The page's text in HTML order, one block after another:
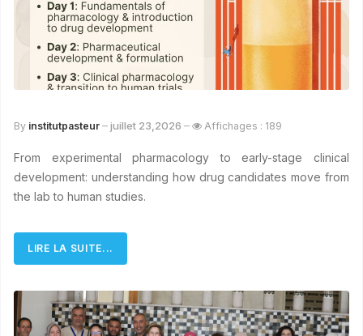
By institutpasteur juillet 23,2026 Affichages : 189
From experimental pharmacology to early-stage clinical
development: understanding how drug candidates move from
the lab to human studies.
LIRE LA SUITE...